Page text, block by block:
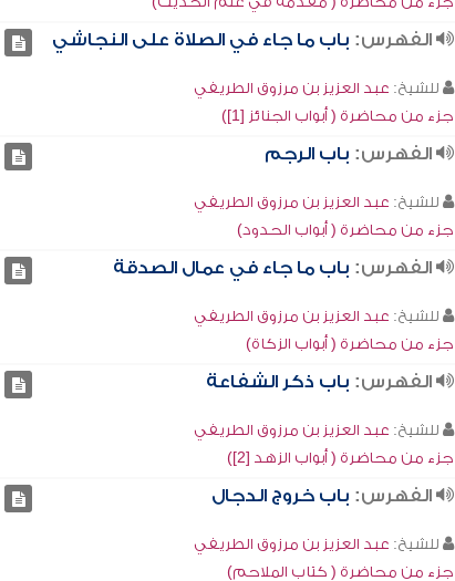
الفهرس: باب ما جاء في الصلاة على النجاشي
للشيخ: عبد العزيز بن مرزوق الطريفي
جزء من محاضرة ( أبواب الجنائز [1])
الفهرس: باب الرجم
للشيخ: عبد العزيز بن مرزوق الطريفي
جزء من محاضرة ( أبواب الحدود)
الفهرس: باب ما جاء في عمال الصدقة
للشيخ: عبد العزيز بن مرزوق الطريفي
جزء من محاضرة ( أبواب الزكاة)
الفهرس: باب ذكر الشفاعة
للشيخ: عبد العزيز بن مرزوق الطريفي
جزء من محاضرة ( أبواب الزهد [2])
الفهرس: باب خروج الدجال
للشيخ: عبد العزيز بن مرزوق الطريفي
جزء من محاضرة ( كتاب الملاحم)